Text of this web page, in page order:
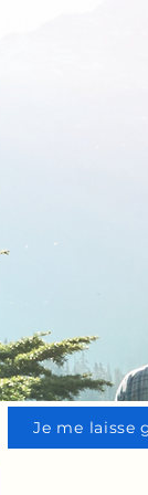
Je me laisse